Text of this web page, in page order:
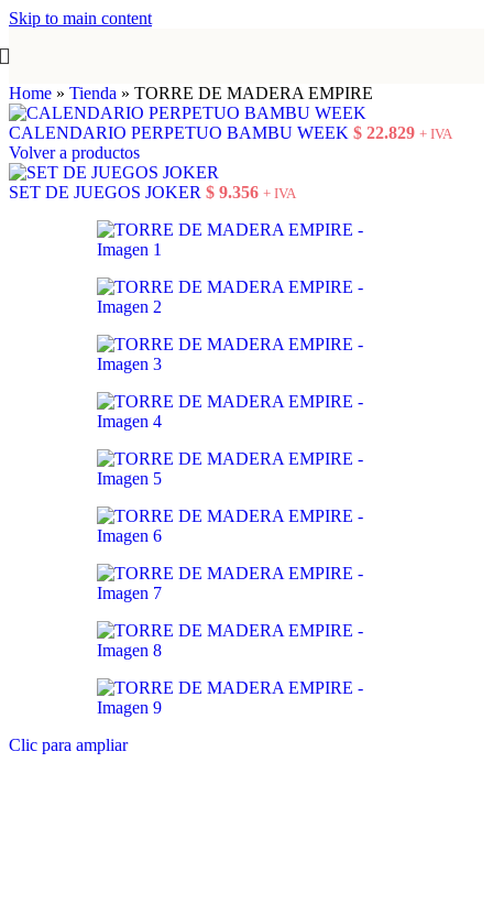
Skip to main content
Home » Tienda » TORRE DE MADERA EMPIRE
CALENDARIO PERPETUO BAMBU WEEK $ 22.829 + IVA
Volver a productos
SET DE JUEGOS JOKER $ 9.356 + IVA
Clic para ampliar